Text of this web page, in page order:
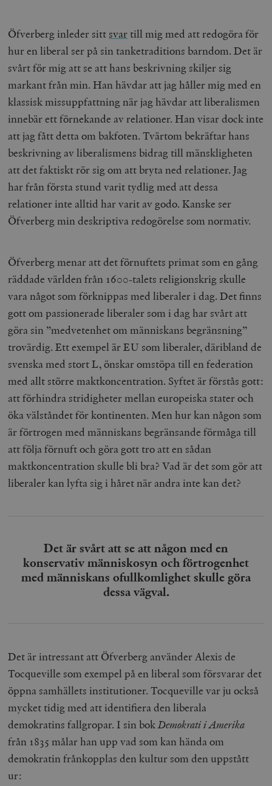
Öfverberg inleder sitt svar till mig med att redogöra för
hur en liberal ser på sin tanketraditions barndom. Det är
svårt för mig att se att hans beskrivning skiljer sig
markant från min. Han hävdar att jag håller mig med en
klassisk missuppfattning när jag hävdar att liberalismen
innebär ett förnekande av relationer. Han visar dock inte
att jag fått detta om bakfoten. Tvärtom bekräftar hans
beskrivning av liberalismens bidrag till mänskligheten
att det faktiskt rör sig om att bryta ned relationer. Jag
har från första stund varit tydlig med att dessa
relationer inte alltid har varit av godo. Kanske ser
Öfverberg min deskriptiva redogörelse som normativ.
Öfverberg menar att det förnuftets primat som en gång
räddade världen från 1600-talets religionskrig skulle
vara något som förknippas med liberaler i dag. Det finns
gott om passionerade liberaler som i dag har svårt att
göra sin ”medvetenhet om människans begränsning”
trovärdig. Ett exempel är EU som liberaler, däribland de
svenska med stort L, önskar omstöpa till en federation
med allt större maktkoncentration. Syftet är förstås gott:
att förhindra stridigheter mellan europeiska stater och
öka välståndet för kontinenten. Men hur kan någon som
är förtrogen med människans begränsande förmåga till
att följa förnuft och göra gott tro att en sådan
maktkoncentration skulle bli bra? Vad är det som gör att
liberaler kan lyfta sig i håret när andra inte kan det?
Det är svårt att se att någon med en
konservativ människosyn och förtrogenhet
med människans ofullkomlighet skulle göra
dessa vägval.
Det är intressant att Öfverberg använder Alexis de
Tocqueville som exempel på en liberal som försvarar det
öppna samhällets institutioner. Tocqueville var ju också
mycket tidig med att identifiera den liberala
demokratins fallgropar. I sin bokDemokrati i Amerika
från 1835 målar han upp vad som kan hända om
demokratin frånkopplas den kultur som den uppstått
ur: